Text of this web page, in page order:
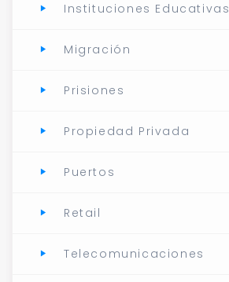
Instituciones Educativas
Migración
Prisiones
Propiedad Privada
Puertos
Retail
Telecomunicaciones